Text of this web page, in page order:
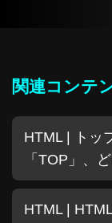
関連コンテ
HTML | トッ
「TOP」、
HTML |